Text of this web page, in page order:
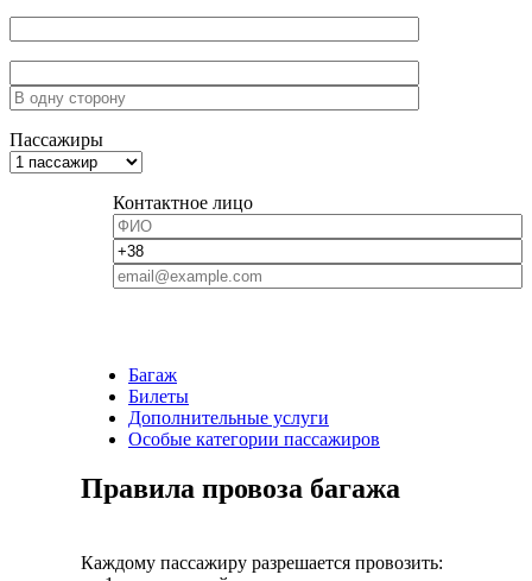
Пассажиры
Контактное лицо
Багаж
Билеты
Дополнительные услуги
Особые категории пассажиров
Правила провоза багажа
Каждому пассажиру разрешается провозить: